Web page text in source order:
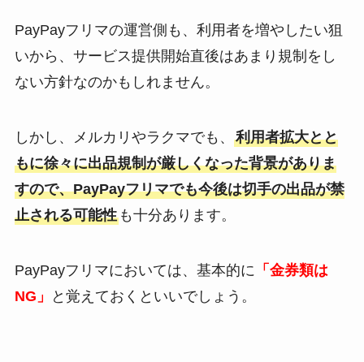
PayPayフリマの運営側も、利用者を増やしたい狙
いから、サービス提供開始直後はあまり規制をし
ない方針なのかもしれません。
しかし、メルカリやラクマでも、 利用者拡大とと
もに徐々に出品規制が厳しくなった背景がありま
すので、PayPayフリマでも今後は切手の出品が禁
止される可能性も十分あります。
PayPayフリマにおいては、基本的に 「金券類は
NG」
と覚えておくといいでしょう。